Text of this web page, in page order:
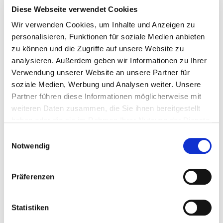
Diese Webseite verwendet Cookies
Wir verwenden Cookies, um Inhalte und Anzeigen zu
personalisieren, Funktionen für soziale Medien anbieten
zu können und die Zugriffe auf unsere Website zu
analysieren. Außerdem geben wir Informationen zu Ihrer
Verwendung unserer Website an unsere Partner für
soziale Medien, Werbung und Analysen weiter. Unsere
Partner führen diese Informationen möglicherweise mit
weiteren Daten zusammen, die Sie ihnen bereitgestellt
Notwendig
Präferenzen
Statistiken
Tipps & Inspiration: So fängst du an, deine
Bedürfnisse zu erfüllen
1. Werde dir deiner Bedürfnisse bewusst
Viele Menschen spüren ihre Bedürfnisse erst, wenn sie
schon überlastet oder frustriert sind. Deshalb:Stopp-
Momente schaffen. Frag dich regelmäßig:
Wie geht es mir gerade (körperlich, emotional,
Was brauche ich wirklich? (Hilfreich kann sein,
deine Bedürfnisse in ein Journal zu schreiben oder
verwenden.)
2. Fang im Kleinen an
Du musst nicht gleich dein Leben umkrempeln.